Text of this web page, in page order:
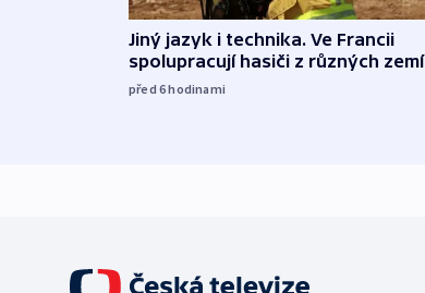
Jiný jazyk i technika. Ve Francii
spolupracují hasiči z různých zemí
před 6hodinami